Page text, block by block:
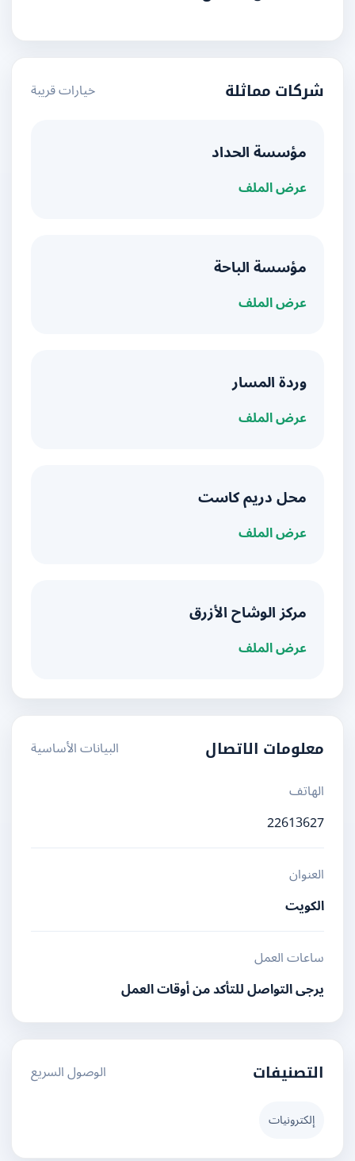
شركات مماثلة خيارات قريبة
مؤسسة الحداد
عرض الملف
مؤسسة الباحة
عرض الملف
وردة المسار
عرض الملف
محل دريم كاست
عرض الملف
مركز الوشاح الأزرق
عرض الملف
معلومات الاتصال
البيانات الأساسية
الهاتف
22613627
العنوان
الكويت
ساعات العمل
يرجى التواصل للتأكد من أوقات العمل
التصنيفات الوصول السريع
إلكترونيات